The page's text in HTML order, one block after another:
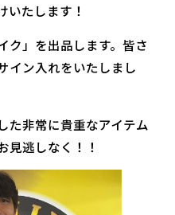
いたします！
ク」を出品します。皆さ
イン入れをいたしまし
た非常に貴重なアイテム
見逃しなく！！